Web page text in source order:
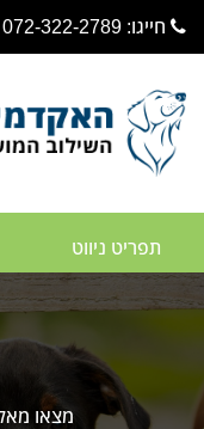
חייגו: 072-322-2789
מצאו